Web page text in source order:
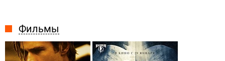
Фильмы